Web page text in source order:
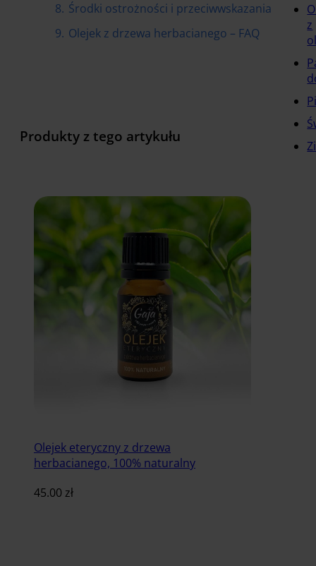
8. Środki ostrożności i przeciwwskazania
9. Olejek z drzewa herbacianego – FAQ
Produkty z tego artykułu
Olejek eteryczny z drzewa
herbacianego, 100% naturalny
45.00 zł
z